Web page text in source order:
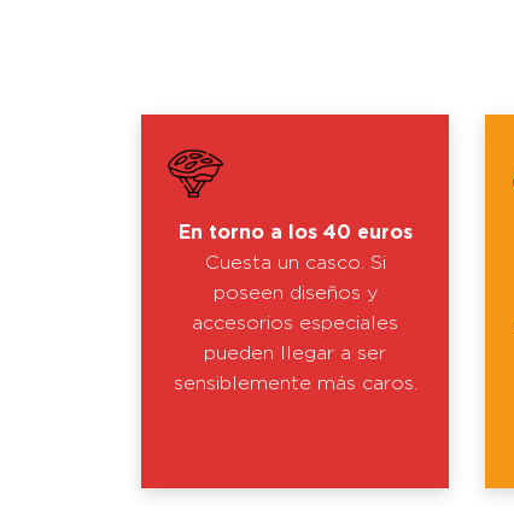
En torno a los 40 euros
Cuesta un casco. Si
poseen diseños y
accesorios especiales
pueden llegar a ser
sensiblemente más caros.